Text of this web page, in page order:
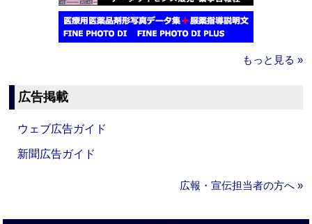
もっと見る »
広告掲載
ウェブ広告ガイド
新聞広告ガイド
広報・宣伝担当者の方へ »